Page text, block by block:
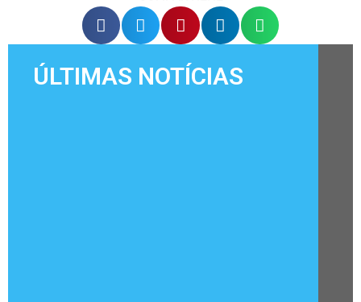
ÚLTIMAS NOTÍCIAS